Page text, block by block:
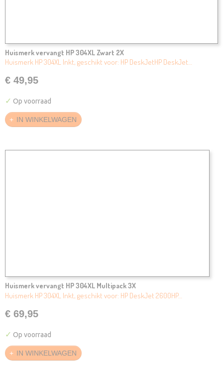
Huismerk vervangt HP 304XL Zwart 2X
Huismerk HP 304XL Inkt, geschikt voor: HP DeskJetHP DeskJet…
€ 49,95
✓ Op voorraad
IN WINKELWAGEN
Huismerk vervangt HP 304XL Multipack 3X
Huismerk HP 304XL Inkt, geschikt voor: HP DeskJet 2600HP…
€ 69,95
✓ Op voorraad
IN WINKELWAGEN